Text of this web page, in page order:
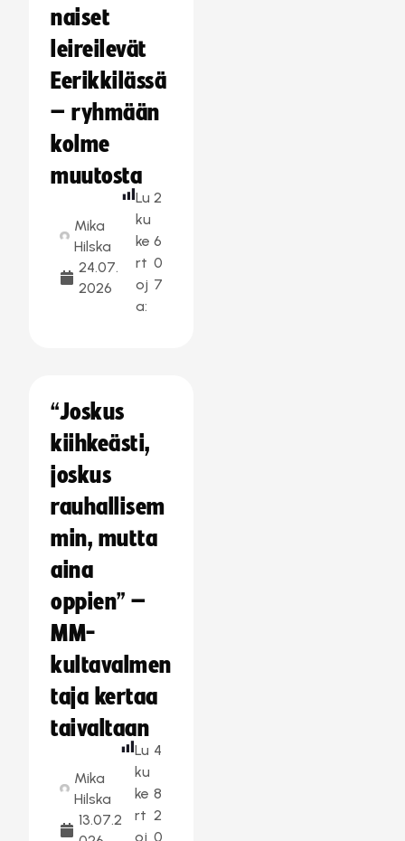
naiset
leireilevät
Eerikkilässä
– ryhmään
kolme
muutosta
Mika
Hilska
24.07.
2026
Lu
ku
ke
rt
oj
a:
2
6
0
7
“Joskus
kiihkeästi,
joskus
rauhallisem
min, mutta
aina
oppien” –
MM-
kultavalmen
taja kertaa
taivaltaan
Mika
Hilska
13.07.2
Lu
ku
ke
rt
oj
4
8
2
0